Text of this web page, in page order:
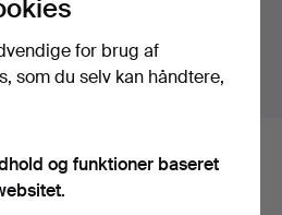
dining table and Helge Kurt
bowl. And so on. And so on. It
comprising 100 lots. And it
exceptional highlights.
cabinet and the lamb's wool
anything look more
dele af ord. Søger du efter
båndsur.
fra vores arkiv, der
for brug af
som du selv kan håndtere,
og funktioner baseret